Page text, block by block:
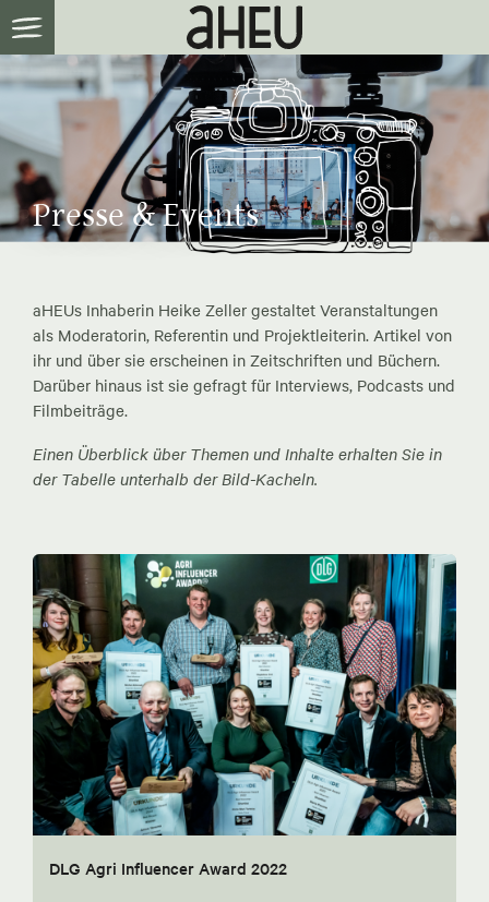
Presse & Events
aHEUs Inhaberin Heike Zeller gestaltet Veranstaltungen
als Moderatorin, Referentin und Projektleiterin. Artikel von
ihr und über sie erscheinen in Zeitschriften und Büchern.
Darüber hinaus ist sie gefragt für Interviews, Podcasts und
Filmbeiträge.
Einen Überblick über Themen und Inhalte erhalten Sie in
der Tabelle unterhalb der Bild-Kacheln.
DLG Agri Influencer Award 2022